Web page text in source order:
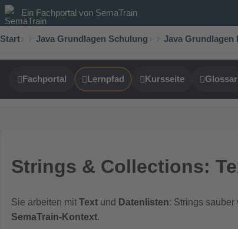
Ein Fachportal von SemaTrain
Start› Java Grundlagen Schulung › Java Grundlagen
Fachportal Lernpfad Kursseite Glossar
Strings & Collections:
Sie arbeiten mit Text und Datenlisten: Strings
SemaTrain-Kontext.